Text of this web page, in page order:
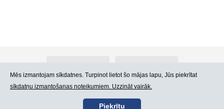
Kontakti Lietošanas noteikumi
Mēs izmantojam sīkdatnes. Turpinot lietot šo mājas lapu, Jūs piekrītat
sīkdatņu izmantošanas noteikumiem. Uzzināt vairāk.
Piekrītu